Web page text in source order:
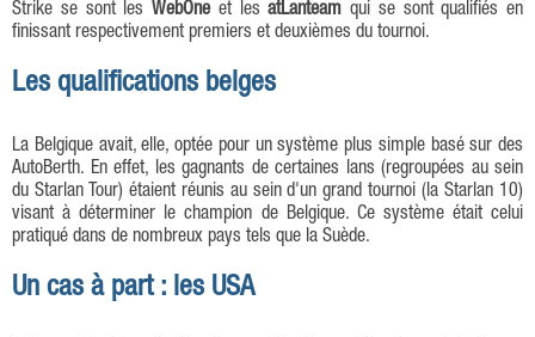
Strike se sont les WebOneet lesatLanteam qui se sont qualifiés en
finissant respectivement premiers et deuxièmes du tournoi.
Les qualifications belges
La Belgique avait, elle, optée pour un système plus simple basé sur des
AutoBerth. En effet, les gagnants de certaines lans (regroupées au sein
du Starlan Tour) étaient réunis au sein d'un grand tournoi (la Starlan 10)
visant à déterminer le champion de Belgique. Ce système était celui
pratiqué dans de nombreux pays tels que la Suède.
Un cas à part : les USA